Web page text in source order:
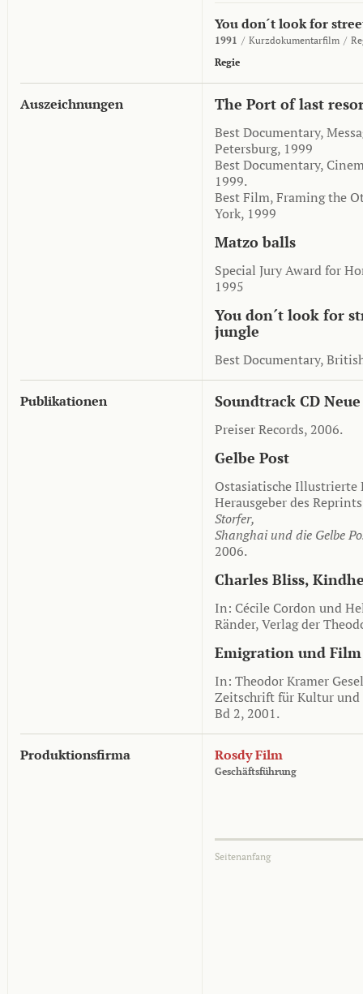
You don´t look for
1991 / Kurzdokumentarfilm /
Regie
Auszeichnungen The Port of last
Best Documentary,
Petersburg, 1999
Best Documentary,
1999.
Best Film, Framing the
York, 1999
Matzo balls
Special Jury Award for
1995
You don´t look for
jungle
Best Documentary,
Publikationen Soundtrack CD
Preiser Records, 2006.
Gelbe Post
Ostasiatische Illustrierte
Herausgeber des
Storfer,
Shanghai und die Gelbe
2006.
Charles Bliss,
In: Cécile Cordon und
Ränder, Verlag der
Emigration und Film
In: Theodor Kramer
Zeitschrift für Kultur und
Bd 2, 2001.
Produktionsfirma Rosdy Film
Geschäftsführung
Seitenanfang